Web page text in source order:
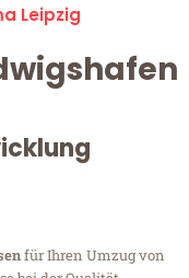
Leipzig
für Ihren Umzug von